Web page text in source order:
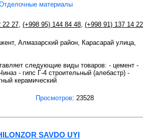
материалы
22 27, (+998 95) 144 84 48, (+998 91) 137 14 22
Алмазарский район, Карасарай улица,
следующие виды товаров: - цемент -
- гипс Г-4 строительный (алебастр) -
керамический
Просмотров: 23528
SAVDO UYI